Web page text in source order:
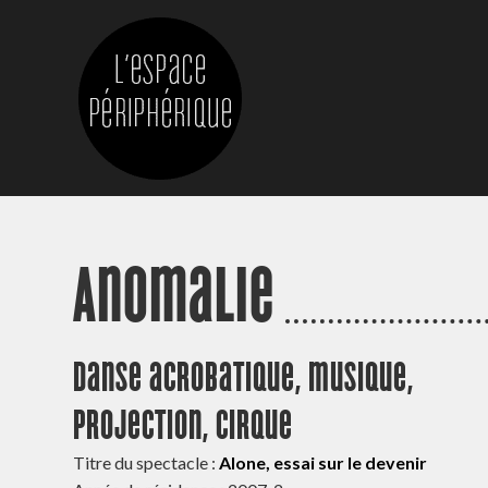
Anomalie
Danse acrobatique, musique,
projection, cirque
Titre du spectacle : Alone, essai sur le devenir